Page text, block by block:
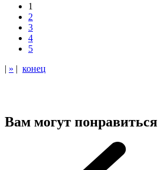
1
2
3
4
5
| » | конец
Вам могут понравиться